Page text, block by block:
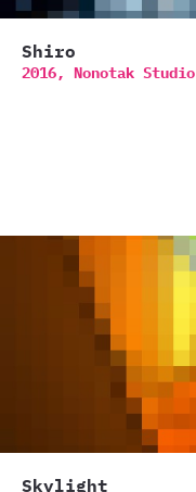
Shiro
2016, Nonotak Studio
Skylight